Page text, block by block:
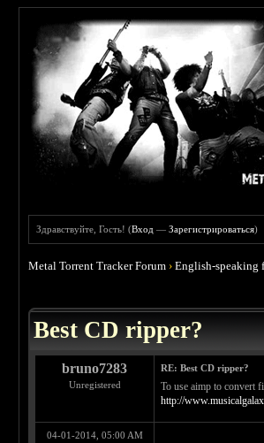
Здравствуйте, Гость! (Вход —Зарегистрироваться)
Metal Torrent Tracker Forum ›English-speaking
Best CD ripper?
bruno7283
Unregistered
RE: Best CD ripper?
To use aimp to convert
http://
04-01-2014, 05:00 AM